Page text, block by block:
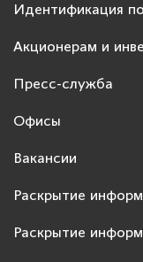
Идентификация
Акционерам и
Пресс-служба
Офисы
Вакансии
Раскрытие
Раскрытие